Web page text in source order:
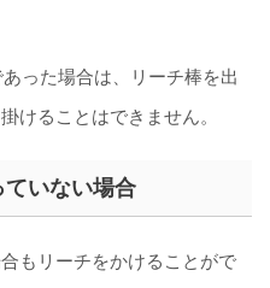
った場合は、リーチ棒を出
けることはできません。
ていない場合
もリーチをかけることがで